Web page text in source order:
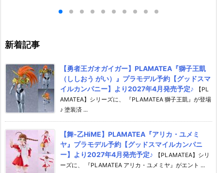
約【フリーイング】より2026
新着記事
【勇者王ガオガイガー】PLAMATEA『獅子王凱
（ししおう がい）』プラモデル予約【グッドスマ
イルカンパニー】より2027年4月発売予定♪
【PL
AMATEA】シリーズに、 『PLAMATEA 獅子王凱』が登場
♪ 塗装済 ...
【舞-乙HiME】PLAMATEA『アリカ・ユメミ
ヤ』プラモデル予約【グッドスマイルカンパニ
ー】より2027年4月発売予定♪
【PLAMATEA】シリ
ーズに、 『PLAMATEA アリカ・ユメミヤ』がエント ...